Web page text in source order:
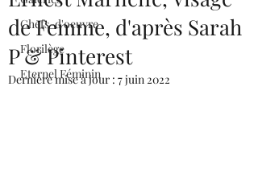
Chefs-d'oeuvre
Florilège
Eternel Féminin
de Femme, d'après Sarah
P & Pinterest
Dernière mise à jour : 7 juin 2022